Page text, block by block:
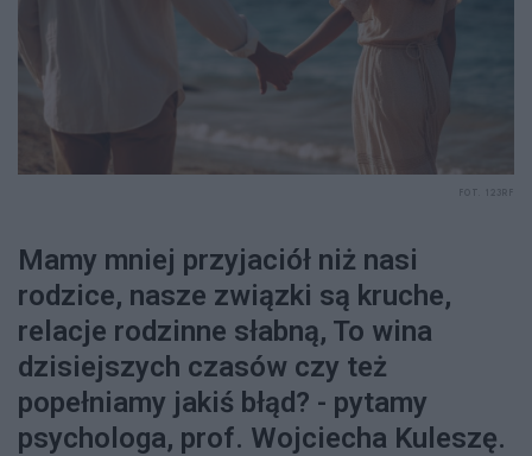
Mamy mniej przyjaciół niż nasi
rodzice, nasze związki są kruche,
relacje rodzinne słabną, To wina
dzisiejszych czasów czy też
popełniamy jakiś błąd? - pytamy
psychologa, prof. Wojciecha Kuleszę.